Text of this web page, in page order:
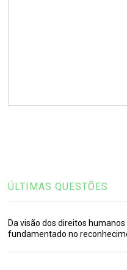
ÚLTIMAS QUESTÕES
Da visão dos direitos
fundamentado no